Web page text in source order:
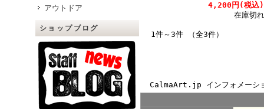
アウトドア
ショップブログ
4,200円(税込)
在庫切れ
1件～3件 （全3件）
CalmaArt.jp インフォメーシ